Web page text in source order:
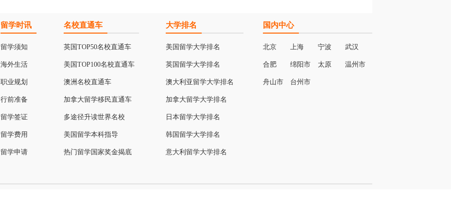
留学时讯
留学须知
海外生活
职业规划
行前准备
留学签证
留学费用
留学申请
名校直通车
英国TOP50名校直通车
美国TOP100名校直通车
澳洲名校直通车
加拿大留学移民直通车
多途径升读世界名校
美国留学本科指导
热门留学国家奖金揭底
大学排名
美国留学大学排名
英国留学大学排名
澳大利亚留学大学排名
加拿大留学大学排名
日本留学大学排名
韩国留学大学排名
意大利留学大学排名
国内中心
北京 上海 宁波 武汉
合肥 绵阳市 太原 温州市
舟山市 台州市